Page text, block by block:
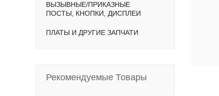
ВЫЗЫВНЫЕ/ПРИКАЗНЫЕ
ПОСТЫ, КНОПКИ, ДИСПЛЕИ
ПЛАТЫ И ДРУГИЕ ЗАПЧАТИ
Рекомендуемые Товары